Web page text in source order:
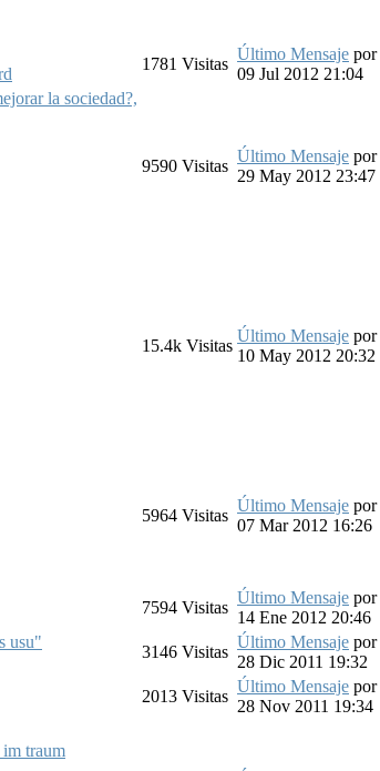
1781 Visitas
Último Mensaje por
09 Jul 2012 21:04
la sociedad?,
9590 Visitas
Último Mensaje por
29 May 2012 23:47
15.4k Visitas
Último Mensaje por
10 May 2012 20:32
5964 Visitas
Último Mensaje por
07 Mar 2012 16:26
7594 Visitas
Último Mensaje por
14 Ene 2012 20:46
usu"
3146 Visitas
Último Mensaje por
28 Dic 2011 19:32
2013 Visitas
Último Mensaje por
28 Nov 2011 19:34
im traum